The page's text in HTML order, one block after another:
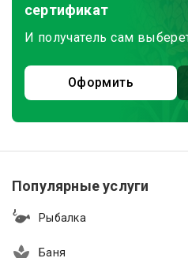
сертификат
И получатель сам
Оформить
Популярные услуги
Рыбалка
Баня